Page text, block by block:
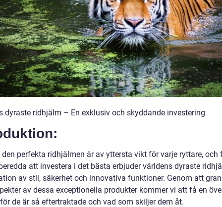
dyraste ridhjälm – En exklusiv och skyddande investering
perfekta ridhjälmen är av yttersta vikt för varje ryttare, och
att investera i det bästa erbjuder världens dyraste
av stil, säkerhet och innovativa funktioner. Genom att
av dessa exceptionella produkter kommer vi att få en
de är så eftertraktade och vad som skiljer dem åt.